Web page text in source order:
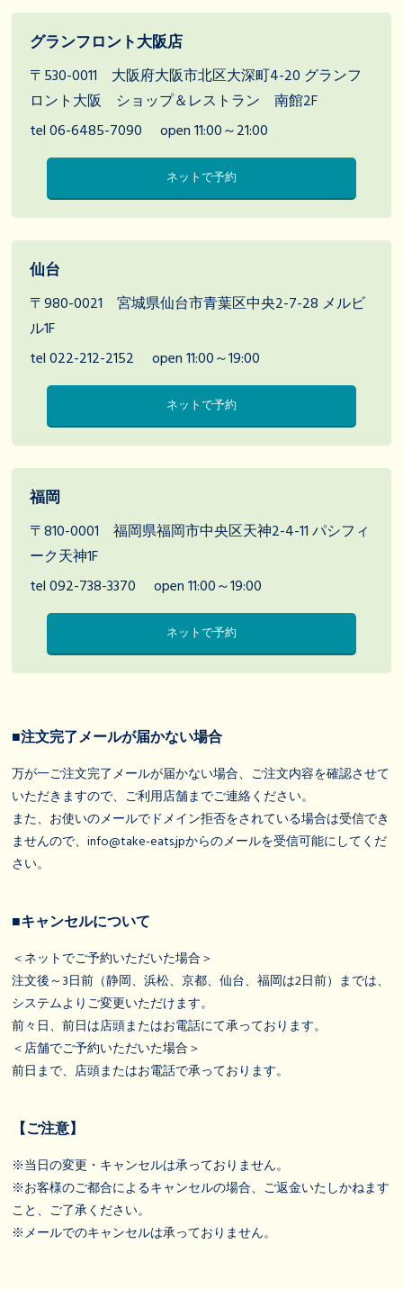
グランフロント大阪店
〒530-0011 大阪府大阪市北区大深町4-20 グランフ
ロント大阪 ショップ＆レストラン 南館2F
tel 06-6485-7090
open 11:00～21:00
ネットで予約
仙台
〒980-0021 宮城県仙台市青葉区中央2-7-28 メルビ
ル1F
tel 022-212-2152
open 11:00～19:00
ネットで予約
福岡
〒810-0001 福岡県福岡市中央区天神2-4-11 パシフィ
ーク天神1F
tel 092-738-3370
open 11:00～19:00
ネットで予約
■注文完了メールが届かない場合
万が一ご注文完了メールが届かない場合、ご注文内容を確認させて
いただきますので、ご利用店舗までご連絡ください。
また、お使いのメールでドメイン拒否をされている場合は受信でき
ませんので、info@take-eats.jpからのメールを受信可能にしてくだ
さい。
■キャンセルについて
＜ネットでご予約いただいた場合＞
注文後～3日前（静岡、浜松、京都、仙台、福岡は2日前）までは、
システムよりご変更いただけます。
前々日、前日は店頭またはお電話にて承っております。
＜店舗でご予約いただいた場合＞
前日まで、店頭またはお電話で承っております。
【ご注意】
※当日の変更・キャンセルは承っておりません。
※お客様のご都合によるキャンセルの場合、ご返金いたしかねます
こと、ご了承ください。
※メールでのキャンセルは承っておりません。